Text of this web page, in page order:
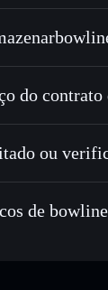
de forma
privada—
da Solflare
do
Solflare
ou
não está
de